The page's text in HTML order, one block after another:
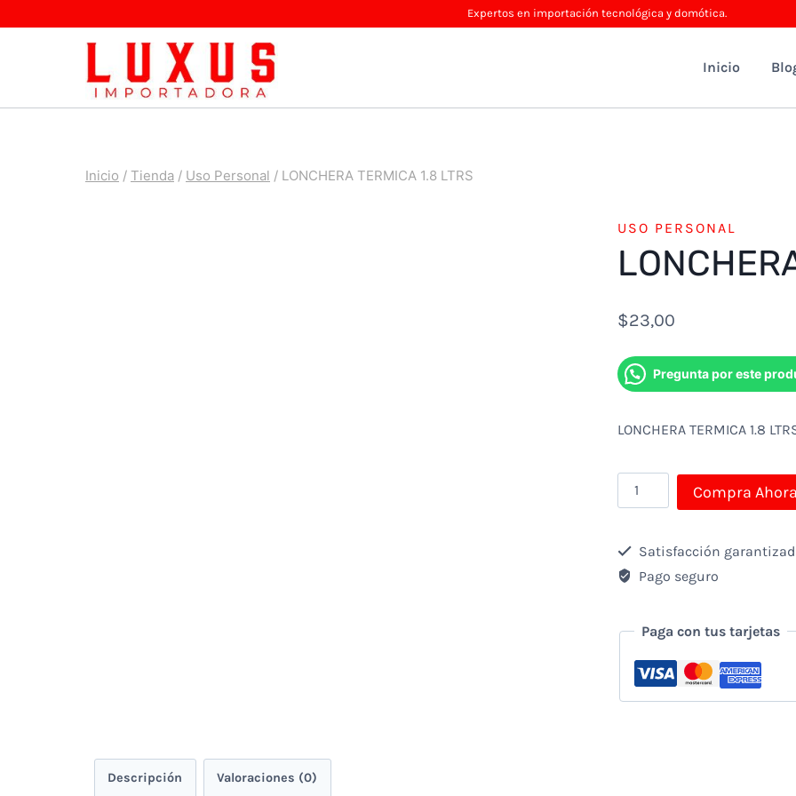
Expertos en importación tecnológica y domótica.
Inicio
Inicio / Tienda / Uso Personal / LONCHERA TERMICA 1.8 LTRS
USO PERSONAL
$23,00
Pregunta por este
LONCHERA TERMICA 1.8
LONCHERA
TERMICA
1.8
LTRS
Compra Ahora
Satisfacción
Pago seguro
Paga con tus tarjetas
Descripción Valoraciones (0)